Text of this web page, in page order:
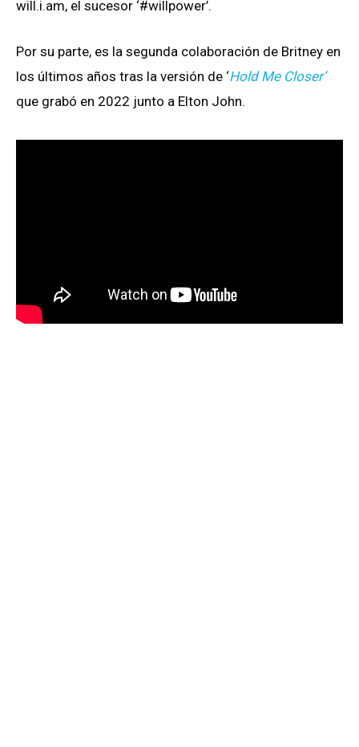
will.i.am, el sucesor ‘#willpower’.
Por su parte, es la segunda colaboración de Britney en
los últimos años tras la versión de ‘Hold Me Closer’
que grabó en 2022 junto a Elton John.